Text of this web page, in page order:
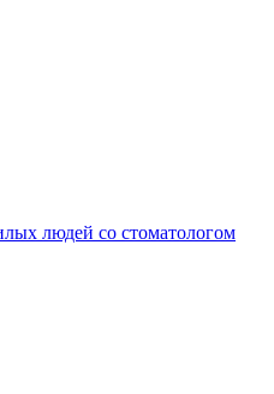
людей со стоматологом